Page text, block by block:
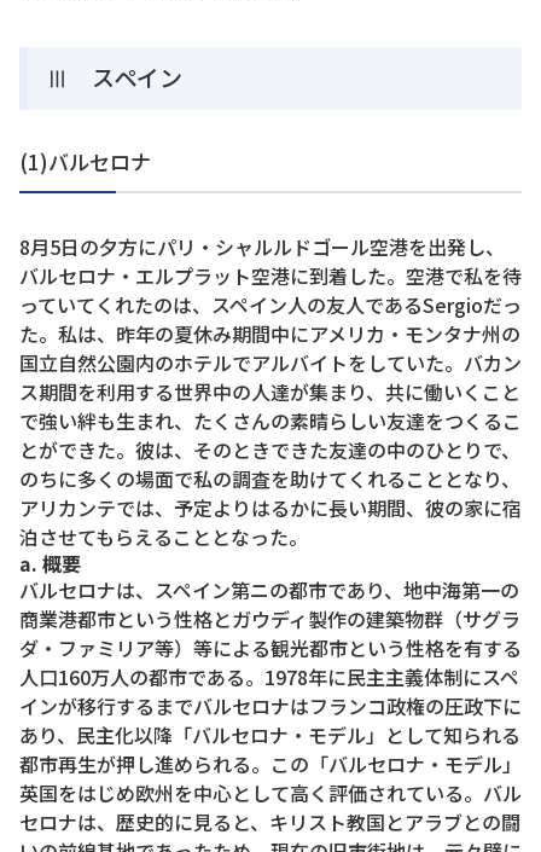
Ⅲ スペイン
(1)バルセロナ
8月5日の夕方にパリ・シャルルドゴール空港を出発し、
バルセロナ・エルプラット空港に到着した。空港で私を待
っていてくれたのは、スペイン人の友人であるSergioだっ
た。私は、昨年の夏休み期間中にアメリカ・モンタナ州の
国立自然公園内のホテルでアルバイトをしていた。バカン
ス期間を利用する世界中の人達が集まり、共に働いくこと
で強い絆も生まれ、たくさんの素晴らしい友達をつくるこ
とができた。彼は、そのときできた友達の中のひとりで、
のちに多くの場面で私の調査を助けてくれることとなり、
アリカンテでは、予定よりはるかに長い期間、彼の家に宿
泊させてもらえることとなった。
a. 概要
バルセロナは、スペイン第ニの都市であり、地中海第一の
商業港都市という性格とガウディ製作の建築物群（サグラ
ダ・ファミリア等）等による観光都市という性格を有する
人口160万人の都市である。1978年に民主主義体制にスペ
インが移行するまでバルセロナはフランコ政権の圧政下に
あり、民主化以降「バルセロナ・モデル」として知られる
都市再生が押し進められる。この「バルセロナ・モデル」
英国をはじめ欧州を中心として高く評価されている。バル
セロナは、歴史的に見ると、キリスト教国とアラブとの闘